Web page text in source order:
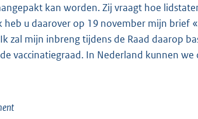
kan worden. Zij vraagt hoe
u daarover op 19 november mijn brief
zal mijn inbreng tijdens de Raad daarop
vaccinatiegraad. In Nederland kunnen